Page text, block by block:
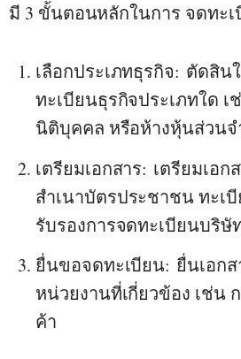
มี 3 ขั้นตอนหลักในการ จดทะ
เลือกประเภทธุรกิจ: ตัดสิน
ทะเบียนธุรกิจประเภทใด
นิติบุคคล หรือห้างหุ้นส่วนจ
เตรียมเอกสาร: เตรียมเอก
สำเนาบัตรประชาชน ทะเ
รับรองการจดทะเบียนบริษั
ยื่นขอจดทะเบียน: ยื่นเอก
หน่วยงานที่เกี่ยวข้อง เช่น
ค้า